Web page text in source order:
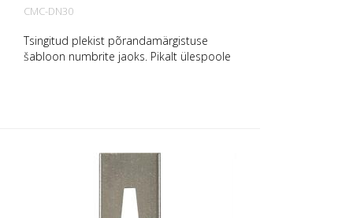
CMC-DN30
Tsingitud plekist põrandamärgistuse
šabloon numbrite jaoks. Pikalt ülespoole